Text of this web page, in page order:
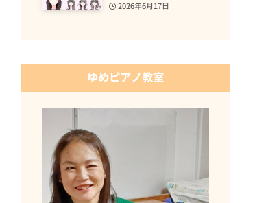
2026年6月17日
ゆめピアノ教室